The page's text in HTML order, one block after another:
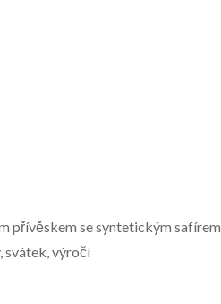
přívěskem se syntetickým safírem
svátek, výročí